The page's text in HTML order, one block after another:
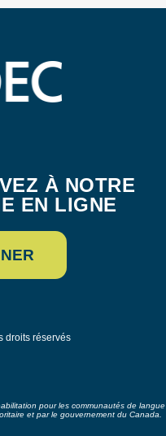
À NOTRE
EN LIGNE
droits réservés
pour les communautés de langue
et par le gouvernement du Canada.